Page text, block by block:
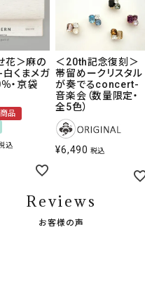
花＞麻の
くまメガ
・京袋
品
込
＜20th記念復刻＞
帯留めークリスタル
が奏でるconcert-
音楽会（数量限定・
全5色）
¥6,490 税込
Reviews
お客様の声